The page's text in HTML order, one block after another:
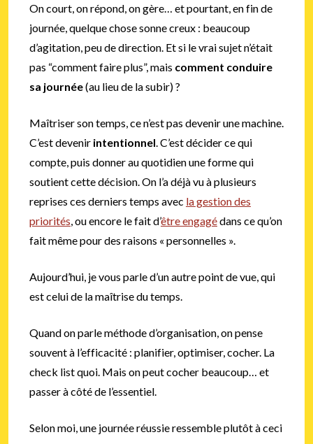
On court, on répond, on gère… et pourtant, en fin de
journée, quelque chose sonne creux : beaucoup
d’agitation, peu de direction. Et si le vrai sujet n’était
pas “comment faire plus”, mais comment conduire
sa journée(au lieu de la subir) ?
Maîtriser son temps, ce n’est pas devenir une machine.
C’est devenir intentionnel. C’est décider ce qui
compte, puis donner au quotidien une forme qui
soutient cette décision. On l’a déjà vu à plusieurs
reprises ces derniers temps avec la gestion des
priorités, ou encore le fait d’être engagédans ce qu’on
fait même pour des raisons « personnelles ».
Aujourd’hui, je vous parle d’un autre point de vue, qui
est celui de la maîtrise du temps.
Quand on parle méthode d’organisation, on pense
souvent à l’efficacité : planifier, optimiser, cocher. La
check list quoi. Mais on peut cocher beaucoup… et
passer à côté de l’essentiel.
Selon moi, une journée réussie ressemble plutôt à ceci